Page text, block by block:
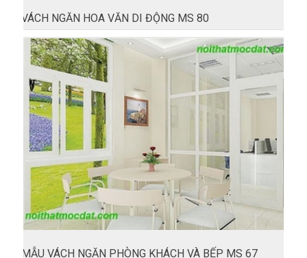
VÁCH NGĂN HOA VĂN DI ĐỘNG MS 80
MẪU VÁCH NGĂN PHÒNG KHÁCH VÀ BẾP MS 67